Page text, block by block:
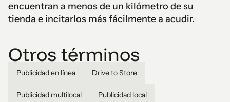
encuentran a menos de un kilómetro de su
tienda e incitarlos más fácilmente a acudir.
Otros términos
Publicidad en línea Drive to Store
Publicidad multilocal Publicidad local